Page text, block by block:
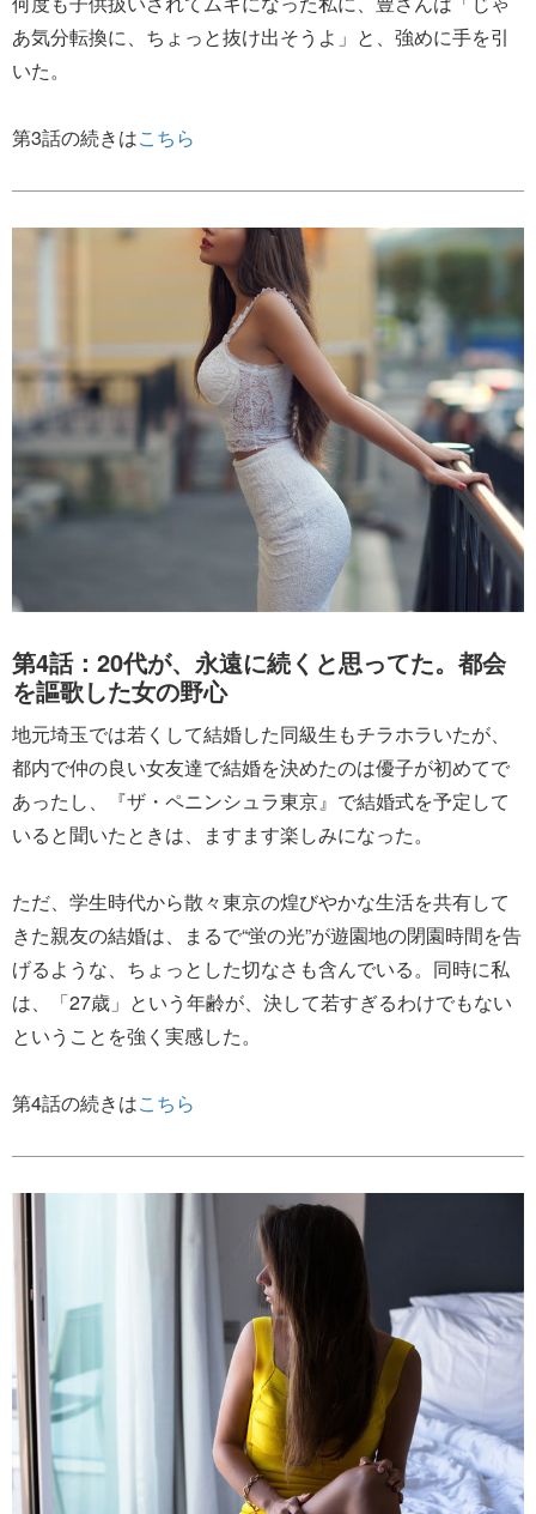
あ気分転換に、ちょっと抜け出そうよ」と、強めに手を引
いた。
第3話の続きはこちら
第4話：20代が、永遠に続くと思ってた。都会
を謳歌した女の野心
地元埼玉では若くして結婚した同級生もチラホラいたが、
都内で仲の良い女友達で結婚を決めたのは優子が初めてで
あったし、『ザ・ペニンシュラ東京』で結婚式を予定して
いると聞いたときは、ますます楽しみになった。
ただ、学生時代から散々東京の煌びやかな生活を共有して
きた親友の結婚は、まるで“蛍の光”が遊園地の閉園時間を告
げるような、ちょっとした切なさも含んでいる。同時に私
は、「27歳」という年齢が、決して若すぎるわけでもない
ということを強く実感した。
第4話の続きはこちら